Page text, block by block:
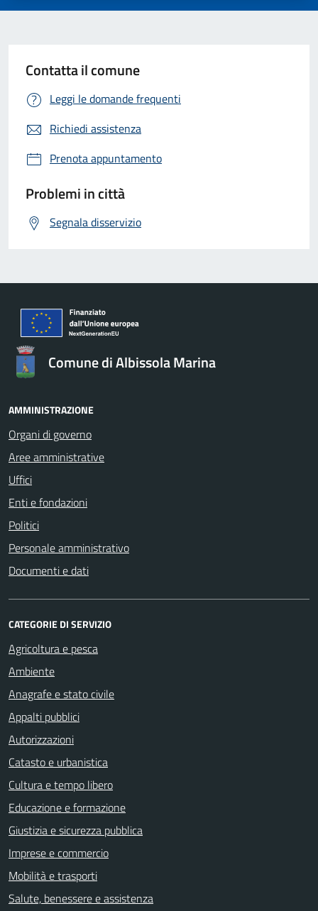
Contatta il comune
Leggi le domande frequenti
Richiedi assistenza
Prenota appuntamento
Problemi in città
Segnala disservizio
Comune di Albissola Marina
AMMINISTRAZIONE
Organi di governo
Aree amministrative
Uffici
Enti e fondazioni
Politici
Personale amministrativo
Documenti e dati
CATEGORIE DI SERVIZIO
Agricoltura e pesca
Ambiente
Anagrafe e stato civile
Appalti pubblici
Autorizzazioni
Catasto e urbanistica
Cultura e tempo libero
Educazione e formazione
Giustizia e sicurezza pubblica
Imprese e commercio
Mobilità e trasporti
Salute, benessere e assistenza